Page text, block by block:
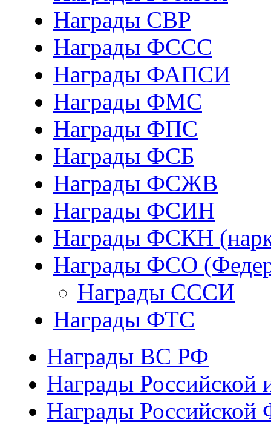
Награды СВР
Награды ФCСС
Награды ФАПСИ
Награды ФМС
Награды ФПС
Награды ФСБ
Награды ФСЖВ
Награды ФСИН
Награды ФСКН
Награды ФСО
Награды СССИ
Награды ФТС
Награды ВС РФ
Награды Российской
Награды Российской